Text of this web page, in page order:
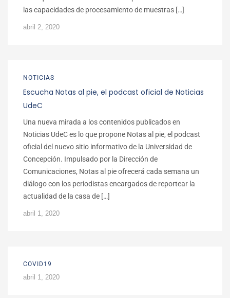
las capacidades de procesamiento de muestras […]
abril 2, 2020
NOTICIAS
Escucha Notas al pie, el podcast oficial de Noticias
UdeC
Una nueva mirada a los contenidos publicados en
Noticias UdeC es lo que propone Notas al pie, el podcast
oficial del nuevo sitio informativo de la Universidad de
Concepción. Impulsado por la Dirección de
Comunicaciones, Notas al pie ofrecerá cada semana un
diálogo con los periodistas encargados de reportear la
actualidad de la casa de […]
abril 1, 2020
COVID19
abril 1, 2020